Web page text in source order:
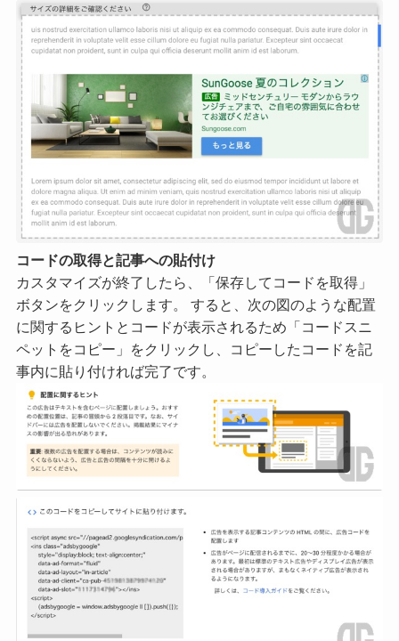
コードの取得と記事への貼付け
カスタマイズが終了したら、「保存してコードを取得」
ボタンをクリックします。 すると、次の図のような配置
に関するヒントとコードが表示されるため「コードスニ
ペットをコピー」をクリックし、コピーしたコードを記
事内に貼り付ければ完了です。